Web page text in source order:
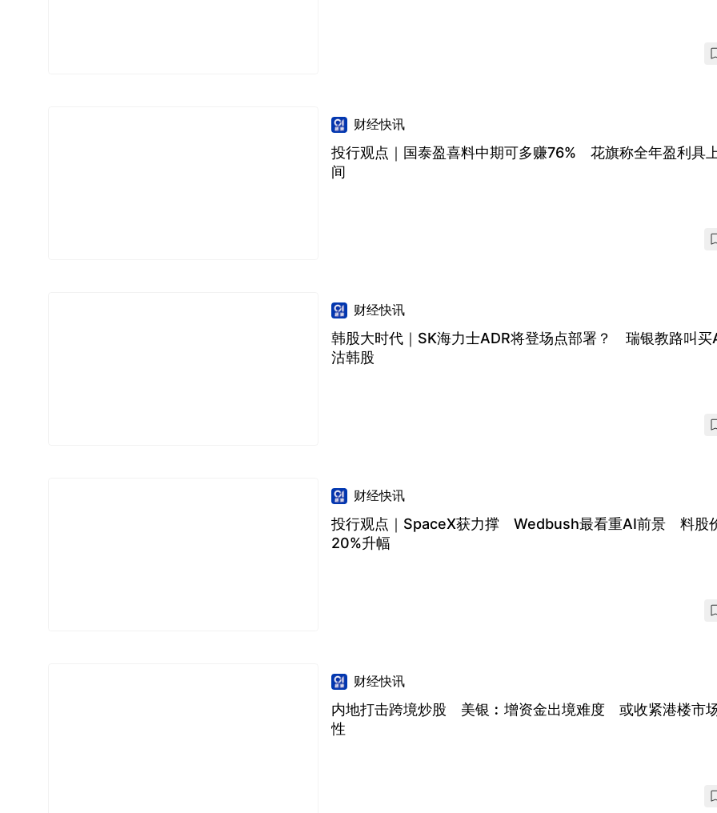
财经快讯
投行观点｜国泰盈喜料中期可多赚76% 花旗称全年盈利具
间
财经快讯
韩股大时代｜SK海力士ADR将登场点部署？ 瑞银教路叫买
沽韩股
财经快讯
投行观点｜SpaceX获力撑 Wedbush最看重AI前景 料股
20%升幅
财经快讯
内地打击跨境炒股 美银︰增资金出境难度 或收紧港楼市
性